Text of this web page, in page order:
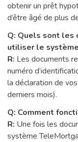
obtenir un prêt
d’être âgé de plus
Q: Quels sont les
utiliser le
R: Les documents
numéro
la déclaration de
derniers mois).
Q: Comment
R: Une fois les
système